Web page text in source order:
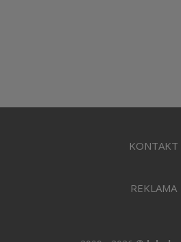
KONTAKT
REKLAMA